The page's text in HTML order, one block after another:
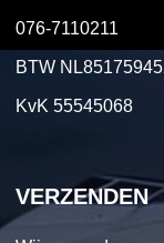
076-7110211
BTW
KvK 55545068
VERZENDEN